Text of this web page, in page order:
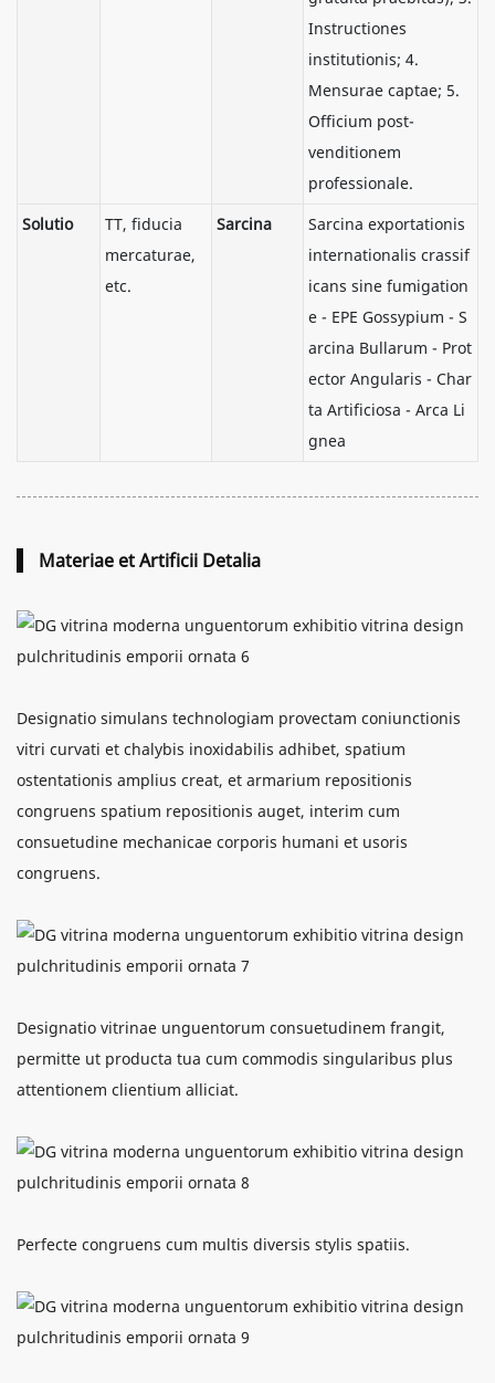
Instructiones
institutionis; 4.
Mensurae captae; 5.
Officium post-
venditionem
professionale.
Solutio
TT, fiducia
mercaturae,
etc.
Sarcina
Sarcina exportationis
internationalis crassif
icans sine fumigation
e - EPE Gossypium - S
arcina Bullarum - Prot
ector Angularis - Char
ta Artificiosa - Arca Li
gnea
Materiae et Artificii Detalia
Designatio simulans technologiam provectam coniunctionis
vitri curvati et chalybis inoxidabilis adhibet, spatium
ostentationis amplius creat, et armarium repositionis
congruens spatium repositionis auget, interim cum
consuetudine mechanicae corporis humani et usoris
congruens.
Designatio vitrinae unguentorum consuetudinem frangit,
permitte ut producta tua cum commodis singularibus plus
attentionem clientium alliciat.
Perfecte congruens cum multis diversis stylis spatiis.